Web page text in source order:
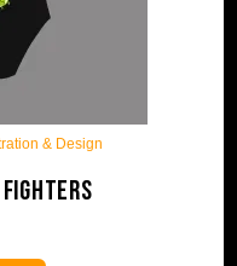
& Design
Fighters